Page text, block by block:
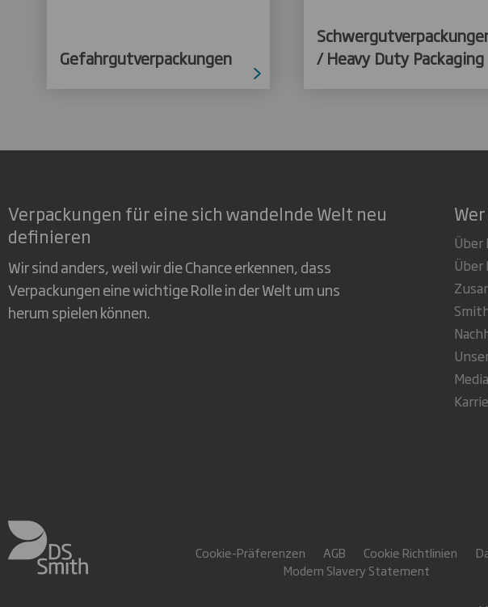
Gefahrgutverpackungen
/ Heavy Duty Packaging
Verpackungen für eine sich wandelnde Welt neu
definieren
Wir sind anders, weil wir die Chance erkennen, dass
Verpackungen eine wichtige Rolle in der Welt um uns
herum spielen können.
Über
Media
Cookie-Präferenzen AGB Cookie Richtlinien
Modern Slavery Statement